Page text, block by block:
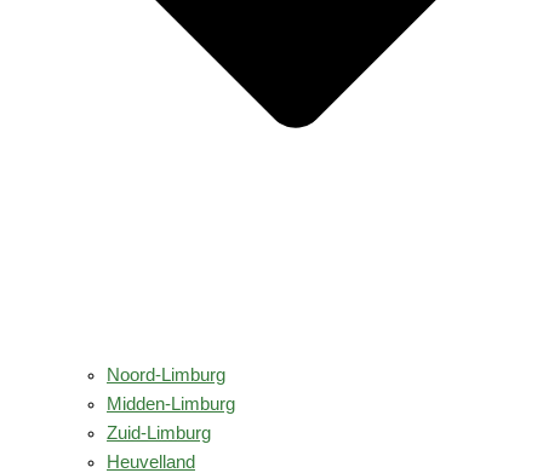
Noord-Limburg
Midden-Limburg
Zuid-Limburg
Heuvelland